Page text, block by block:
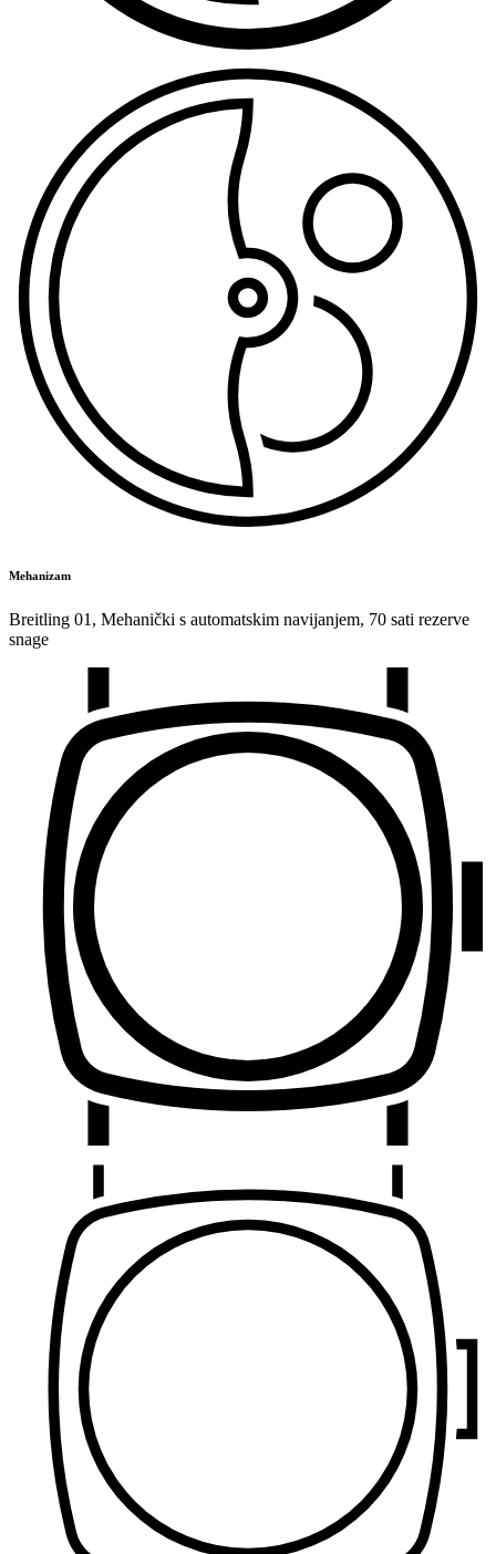
Mehanizam
Breitling 01 , Mehanički s automatskim navijanjem, 70 sati rezerve
snage